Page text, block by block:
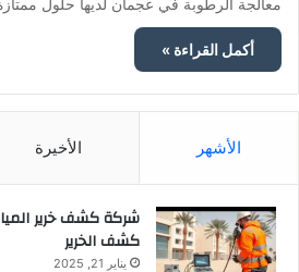
أكمل القراءة »
الأشهر الأخيرة
شركة كشف خرير
كشف الخرير
يناير 21, 2025